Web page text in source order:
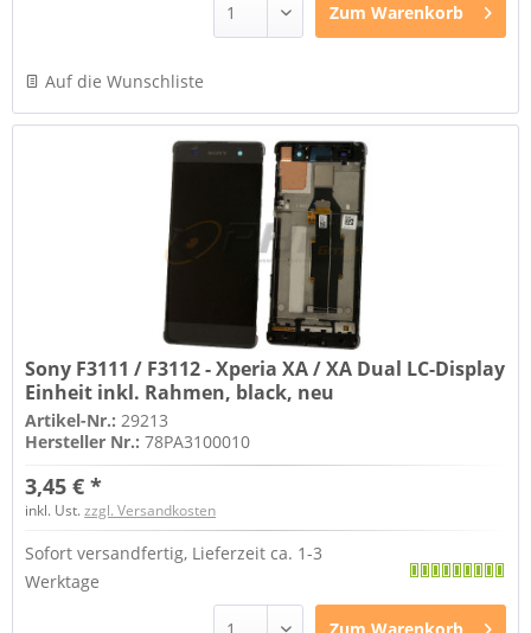
Zum Warenkorb
Auf die Wunschliste
Sony F3111 / F3112 - Xperia XA / XA Dual LC-Display
Einheit inkl. Rahmen, black, neu
Artikel-Nr.:29213
Hersteller Nr.:78PA3100010
3,45 € *
inkl. Ust.zzgl. Versandkosten
Sofort versandfertig, Lieferzeit ca. 1-3
Werktage